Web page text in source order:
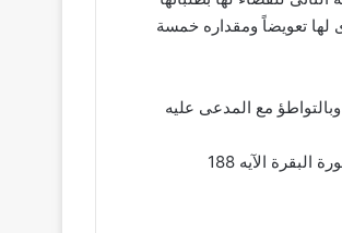
(………………) بأن يؤدى لها تعويضاً ومقداره خمسة
مع المدعى عليه
الآيه 188